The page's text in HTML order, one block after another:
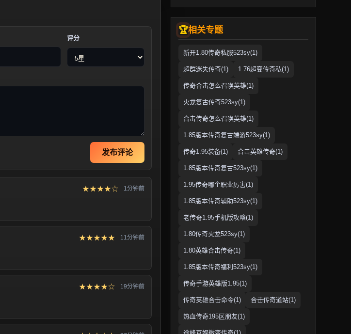
评分
发布评论
★★★★☆ 1分钟前
★★★★★ 11分钟前
★★★★☆ 19分钟前
相关专题
新开1.80传奇私服523sy(1)
超群迷失传奇(1) 1.76超变传奇私(1)
传奇合击怎么召唤英雄(1)
火龙复古传奇523sy(1)
合击传奇怎么召唤英雄(1)
1.85版本传奇复古端游523sy(1)
传奇1.95装备(1) 合击英雄传奇(1)
1.85版本传奇复古523sy(1)
1.95传奇哪个职业厉害(1)
1.85版本传奇辅助523sy(1)
老传奇1.95手机版攻略(1)
1.80传奇火龙523sy(1)
1.80英雄合击传奇(1)
1.85版本传奇福利523sy(1)
传奇手游英雄版1.95(1)
传奇英雄合击命令(1) 合击传奇道站(1)
热血传奇195区朋友(1)